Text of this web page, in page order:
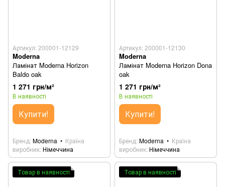
Артикул: 200001-12129
Moderna
Ламінат Moderna Horizon
Baldo oak
1 271 грн/м²
В наявності
Купити!
Бренд Moderna
Країна
виробник Німеччина
Артикул: 200001-12130
Moderna
Ламінат Moderna Horizon Dona
oak
1 271 грн/м²
В наявності
Купити!
Бренд Moderna
Країна
виробник Німеччина
Товар в наявності Товар в наявності